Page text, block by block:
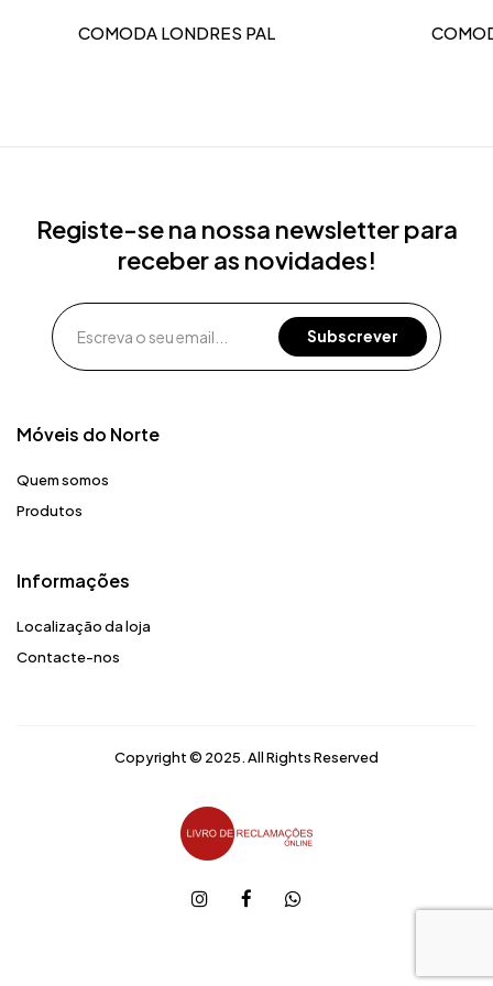
COMODA LONDRES PAL
Móveis do Norte​
Quem somos
Produtos
Registe-se na nossa newsletter para
receber as novidades!
Informações
Localização da loja
Contacte-nos
Copyright © 2025. All Rights Reserved